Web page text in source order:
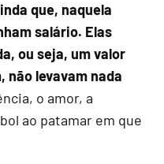
que, naquela
salário. Elas
ou seja, um valor
não levavam nada
o amor, a
ao patamar em que